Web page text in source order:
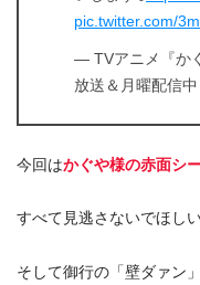
pic.twitter.com/
— TVアニメ『か
放送＆月曜配信
今回はかぐや様の赤面シ
すべて見逃さないでほし
そして御行の「壁ダァン